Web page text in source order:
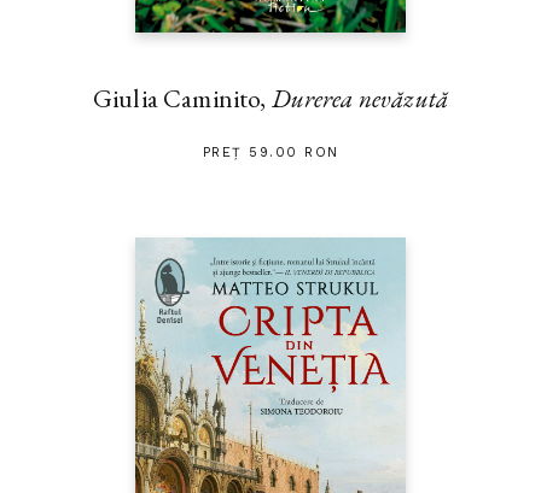
Giulia Caminito, Durerea nevăzută
PREȚ 59.00 RON